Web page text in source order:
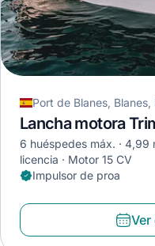
Port de Blanes, Blanes,
Lancha motora
6 huéspedes máx. 4,99
licencia
Motor 15 CV
Impulsor de proa